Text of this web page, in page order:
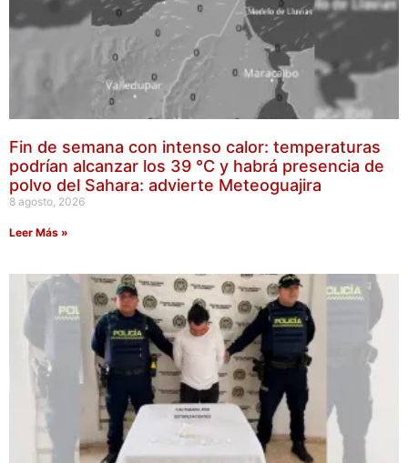
Fin de semana con intenso calor: temperaturas
podrían alcanzar los 39 °C y habrá presencia de
polvo del Sahara: advierte Meteoguajira
8 agosto, 2026
Leer Más »